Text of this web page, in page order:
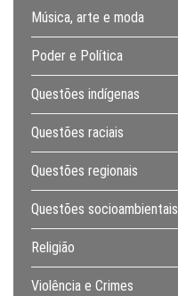
Música, arte e moda
Poder e Política
Questões indígenas
Questões raciais
Questões regionais
Questões socioambientais
Religião
Violência e Crimes